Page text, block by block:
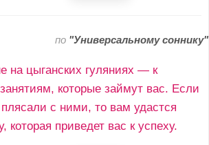
по "Универсальному соннику"
на цыганских гуляниях — к
которые займут вас. Если
с ними, то вам удастся
которая приведет вас к успеху.